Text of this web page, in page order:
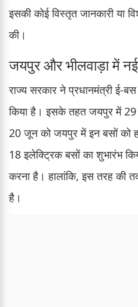
इसकी कोई विस्तृत जानकारी या
की।
जयपुर और भीलवाड़ा में
राज्य सरकार ने प्रधानमंत्री ई-
किया है। इसके तहत जयपुर में 29
20 जून को जयपुर में इन बसों को
18 इलेक्ट्रिक बसों का शुभारंभ
करना है। हालांकि, इस तरह की
है।